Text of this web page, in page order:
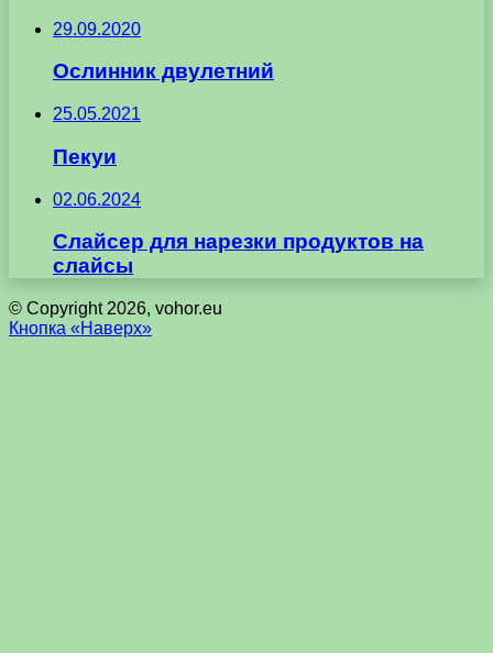
29.09.2020
Ослинник двулетний
25.05.2021
Пекуи
02.06.2024
Слайсер для нарезки продуктов на
слайсы
© Copyright 2026, vohor.eu
Кнопка «Наверх»